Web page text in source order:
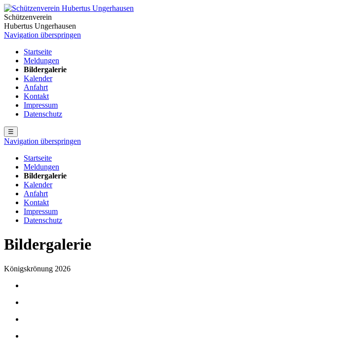
Schützenverein
Hubertus Ungerhausen
Navigation überspringen
Startseite
Meldungen
Bildergalerie
Kalender
Anfahrt
Kontakt
Impressum
Datenschutz
☰
Navigation überspringen
Startseite
Meldungen
Bildergalerie
Kalender
Anfahrt
Kontakt
Impressum
Datenschutz
Bildergalerie
Königskrönung 2026